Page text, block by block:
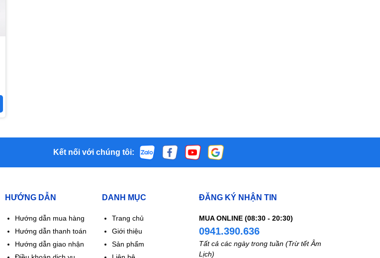
Kết nối với chúng tôi:
HƯỚNG DẪN
Hướng dẫn mua hàng
Hướng dẫn thanh toán
Hướng dẫn giao nhận
DANH MỤC
Trang chủ
Giới thiệu
Sản phẩm
ĐĂNG KÝ NHẬN TIN
MUA ONLINE (08:30 - 20:30)
0941.390.636
Tất cả các ngày trong tuần (Trừ tết Âm
Lịch)